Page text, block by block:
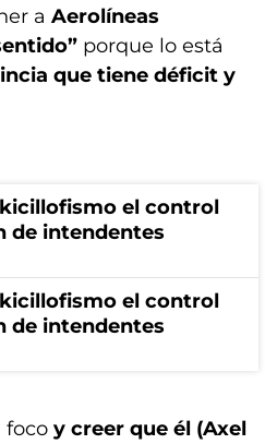
a Aerolíneas
porque lo está
que tiene déficit y
el control
de intendentes
el control
de intendentes
foco y creer que él (Axel